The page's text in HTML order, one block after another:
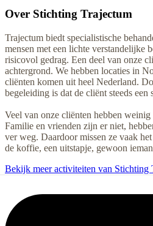
Over Stichting Trajectum
Trajectum biedt specialistische
mensen met een lichte verstandelijke
risicovol gedrag. Een deel van onze
achtergrond. We hebben locaties in
cliënten komen uit heel Nederland.
begeleiding is dat de cliënt steeds een
Veel van onze cliënten hebben
Familie en vrienden zijn er niet,
ver weg. Daardoor missen ze vaak
de koffie, een uitstapje, gewoon
Bekijk meer activiteiten van Stichting